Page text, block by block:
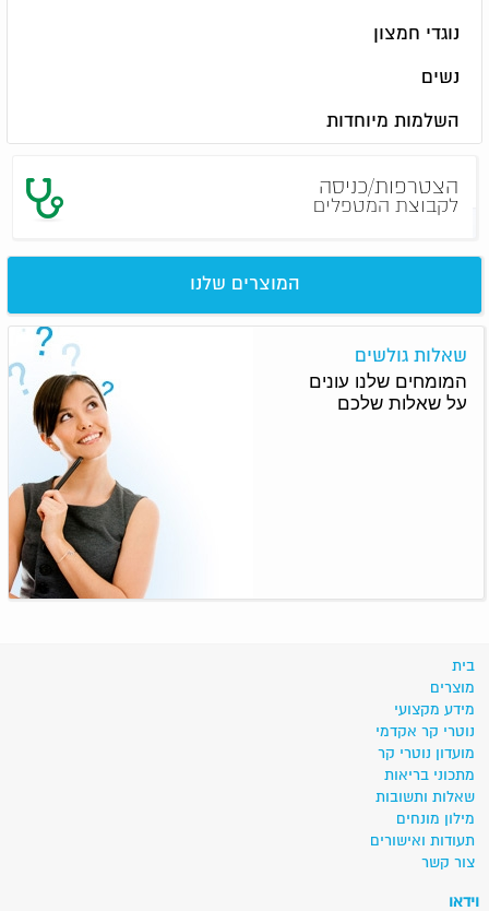
נוגדי חמצון
נשים
השלמות מיוחדות
הצטרפות/כניסה
לקבוצת המטפלים
המוצרים שלנו
שאלות גולשים
המומחים שלנו עונים
על שאלות שלכם
בית
מוצרים
מידע מקצועי
נוטרי קר אקדמי
מועדון נוטרי קר
מתכוני בריאות
שאלות ותשובות
מילון מונחים
תעודות ואישורים
צור קשר
וידאו